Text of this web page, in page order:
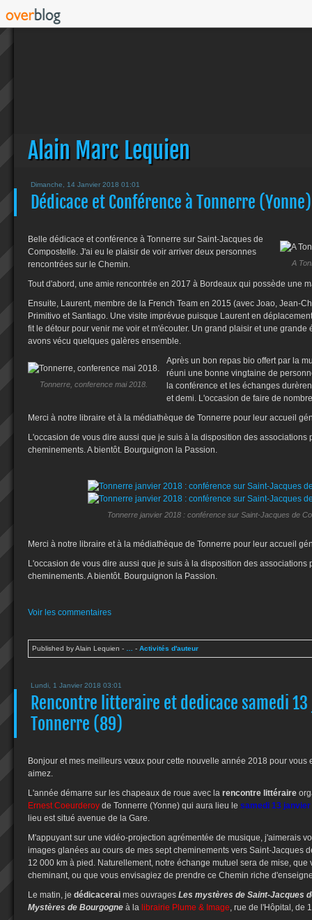
Alain Marc Lequien
Dimanche, 14 Janvier 2018 01:01
Dédicace et Conférence à Tonnerre (Yonne)
A
Belle dédicace et conférence à Tonnerre sur Saint-Jacques de
Compostelle. J'ai eu le plaisir de voir arriver deux personnes
rencontrées sur le Chemin.
Tout d'abord, une amie rencontrée en 2017 à Bordeaux qui possède une
Ensuite, Laurent, membre de la French Team en 2015 (avec Joao, Jean-
Primitivo et Santiago. Une visite imprévue puisque Laurent en
fit le détour pour venir me voir et m'écouter. Un grand plaisir et une grande
avons vécu quelques galères ensemble.
Tonnerre, conference mai 2018.
Après un bon repas bio offert par la
réuni une bonne vingtaine de
la conférence et les échanges
et demi. L'occasion de faire de
Merci à notre libraire et à la médiathèque de Tonnerre pour leur accueil
L'occasion de vous dire aussi que je suis à la disposition des associations
cheminements. A bientôt. Bourguignon la Passion.
Tonnerre janvier 2018 : conférence sur Saint-Jacques de
Merci à notre libraire et à la médiathèque de Tonnerre pour leur accueil
L'occasion de vous dire aussi que je suis à la disposition des associations
cheminements. A bientôt. Bourguignon la Passion.
Voir les commentaires
Published by Alain Lequien - - Activités d'auteur
Lundi, 1 Janvier 2018 03:01
Rencontre litteraire et dedicace samedi
Tonnerre (89)
Bonjour et mes meilleurs vœux pour cette nouvelle année 2018 pour vous
aimez.
L'année démarre sur les chapeaux de roue avec la rencontre littéraire
Ernest Coeurderoy de Tonnerre (Yonne) qui aura lieu le samedi 13
lieu est situé avenue de la Gare.
M'appuyant sur une vidéo-projection agrémentée de musique, j'aimerais
images glanées au cours de mes sept cheminements vers Saint-Jacques
12 000 km à pied. Naturellement, notre échange mutuel sera de mise, que
cheminant, ou que vous envisagiez de prendre ce Chemin riche
Le matin, je dédicacerai mes ouvrages Les mystères de Saint-Jacques
Mystères de Bourgogne à la librairie Plume & Image, rue de l'Hôpital, de